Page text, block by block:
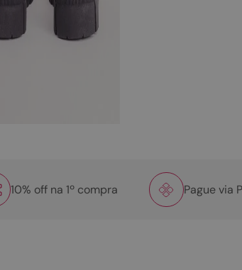
10% off na 1º compra Pague via